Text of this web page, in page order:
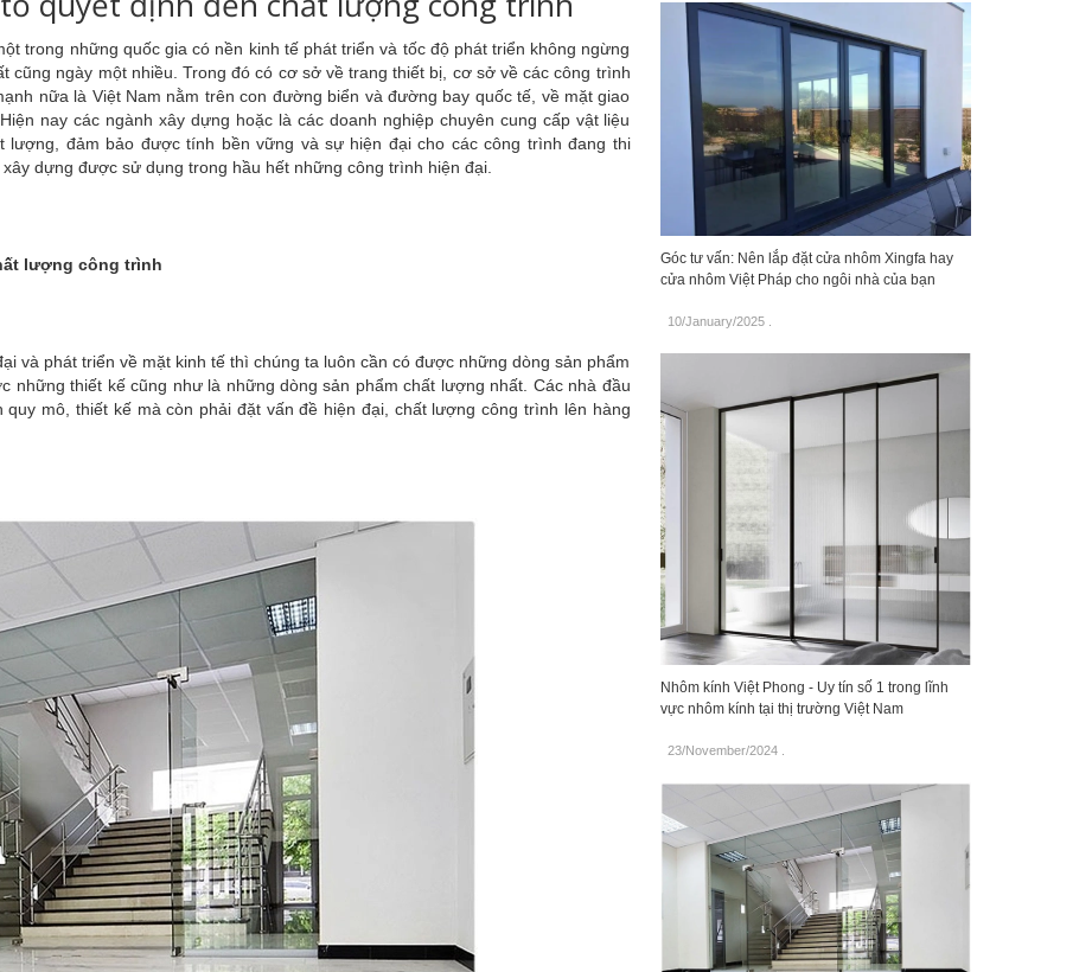
trong những quốc gia có nền kinh tế phát triển và tốc độ phát triển không ngừng
cũng ngày một nhiều. Trong đó có cơ sở về trang thiết bị, cơ sở về các công trình
nữa là Việt Nam nằm trên con đường biển và đường bay quốc tế, về mặt giao
nay các ngành xây dựng hoặc là các doanh nghiệp chuyên cung cấp vật liệu
lượng, đảm bảo được tính bền vững và sự hiện đại cho các công trình đang thi
dựng được sử dụng trong hầu hết những công trình hiện đại.
lượng công trình
và phát triển về mặt kinh tế thì chúng ta luôn cần có được những dòng sản phẩm
những thiết kế cũng như là những dòng sản phẩm chất lượng nhất. Các nhà đầu
mô, thiết kế mà còn phải đặt vấn đề hiện đại, chất lượng công trình lên hàng
Góc tư vấn: Nên lắp đặt cửa nhôm Xingfa hay
cửa nhôm Việt Pháp cho ngôi nhà của bạn
10/January/2025.
Nhôm kính Việt Phong - Uy tín số 1 trong lĩnh
vực nhôm kính tại thị trường Việt Nam
23/November/2024.